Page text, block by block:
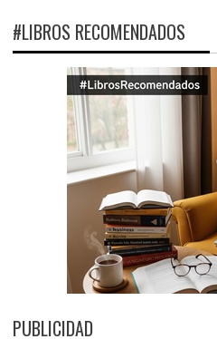
#LIBROS RECOMENDADOS
PUBLICIDAD